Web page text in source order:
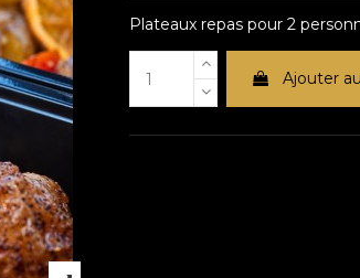
Plateaux repas pour 2
Ajouter